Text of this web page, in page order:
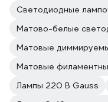
Светодиодные
Матово-белые
Матовые
Матовые
Лампы 220 В Gauss